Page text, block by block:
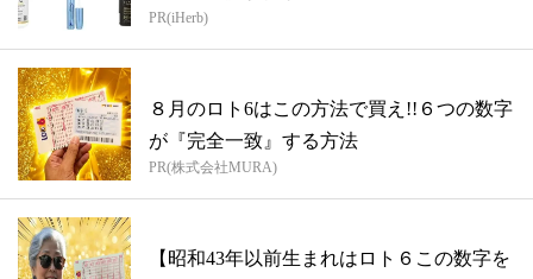
PR(iHerb)
８月のロト6はこの方法で買え!!６つの数字
が『完全一致』する方法
PR(株式会社MURA)
【昭和43年以前生まれはロト６この数字を